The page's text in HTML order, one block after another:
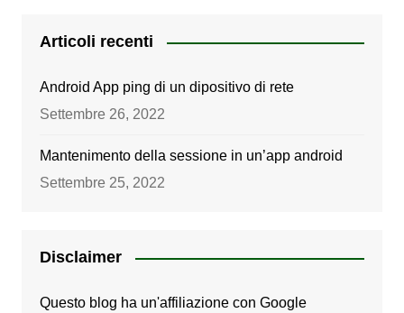
Articoli recenti
Android App ping di un dipositivo di rete
Settembre 26, 2022
Mantenimento della sessione in un’app android
Settembre 25, 2022
Disclaimer
Questo blog ha un'affiliazione con Google